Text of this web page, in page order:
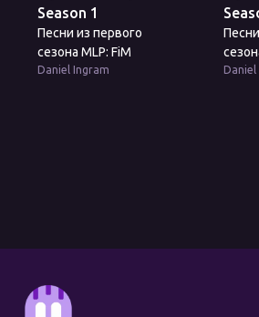
Season 1
Песни из первого
сезона MLP: FiM
Daniel Ingram Daniel